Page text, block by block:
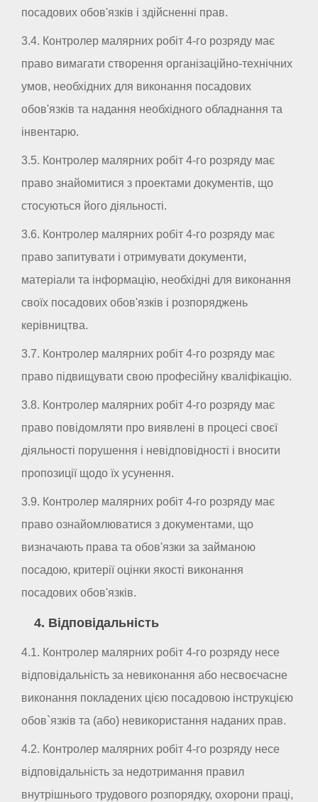
посадових обов'язків і здійсненні прав.
3.4. Контролер малярних робіт 4-го розряду має
право вимагати створення організаційно-технічних
умов, необхідних для виконання посадових
обов'язків та надання необхідного обладнання та
інвентарю.
3.5. Контролер малярних робіт 4-го розряду має
право знайомитися з проектами документів, що
стосуються його діяльності.
3.6. Контролер малярних робіт 4-го розряду має
право запитувати і отримувати документи,
матеріали та інформацію, необхідні для виконання
своїх посадових обов'язків і розпоряджень
керівництва.
3.7. Контролер малярних робіт 4-го розряду має
право підвищувати свою професійну кваліфікацію.
3.8. Контролер малярних робіт 4-го розряду має
право повідомляти про виявлені в процесі своєї
діяльності порушення і невідповідності і вносити
пропозиції щодо їх усунення.
3.9. Контролер малярних робіт 4-го розряду має
право ознайомлюватися з документами, що
визначають права та обов'язки за займаною
посадою, критерії оцінки якості виконання
посадових обов'язків.
4. Відповідальність
4.1. Контролер малярних робіт 4-го розряду несе
відповідальність за невиконання або несвоєчасне
виконання покладених цією посадовою інструкцією
обов`язків та (або) невикористання наданих прав.
4.2. Контролер малярних робіт 4-го розряду несе
відповідальність за недотримання правил
внутрішнього трудового розпорядку, охорони праці,